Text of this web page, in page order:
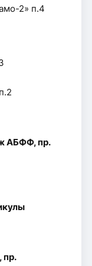
2» п.4
АБФФ, пр.
пр.